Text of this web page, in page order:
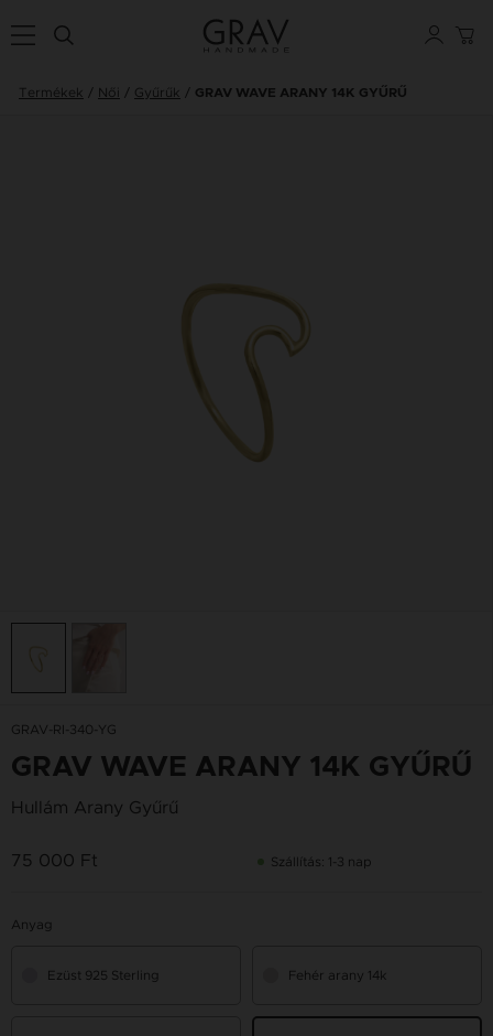
Termékek Női Gyűrűk GRAV WAVE ARANY 14K GYŰRŰ
GRAV-RI-340-YG
GRAV WAVE ARANY 14K GYŰRŰ
Hullám Arany Gyűrű
75 000 Ft Szállítás: 1-3 nap
Anyag
Ezüst 925 Sterling Fehér arany 14k